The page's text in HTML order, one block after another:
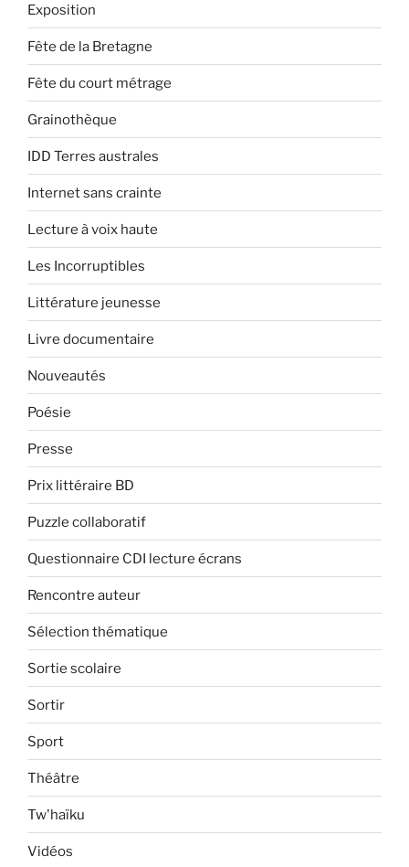
Exposition
Fête de la Bretagne
Fête du court métrage
Grainothèque
IDD Terres australes
Internet sans crainte
Lecture à voix haute
Les Incorruptibles
Littérature jeunesse
Livre documentaire
Nouveautés
Poésie
Presse
Prix littéraire BD
Puzzle collaboratif
Questionnaire CDI lecture écrans
Rencontre auteur
Sélection thématique
Sortie scolaire
Sortir
Sport
Théâtre
Tw'haïku
Vidéos